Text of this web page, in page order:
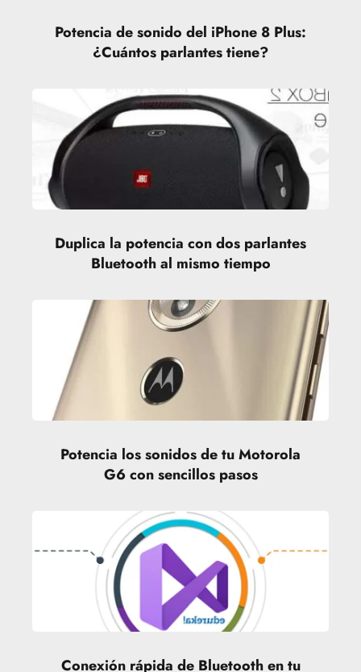
Potencia de sonido del iPhone 8 Plus:
¿Cuántos parlantes tiene?
Duplica la potencia con dos parlantes
Bluetooth al mismo tiempo
Potencia los sonidos de tu Motorola
G6 con sencillos pasos
Conexión rápida de Bluetooth en tu